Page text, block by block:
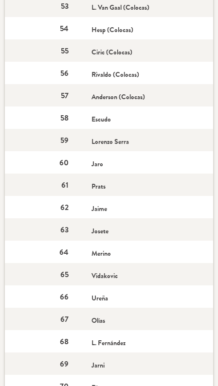
53 L. Van Gaal (Colocas)
54 Hesp (Colocas)
55 Ciric (Colocas)
56 Rivaldo (Colocas)
57 Anderson (Colocas)
58 Escudo
59 Lorenzo Serra
60 Jaro
61 Prats
62 Jaime
63 Josete
64 Merino
65 Vidakovic
66 Ureña
67 Olías
68 L. Fernández
69 Jarni